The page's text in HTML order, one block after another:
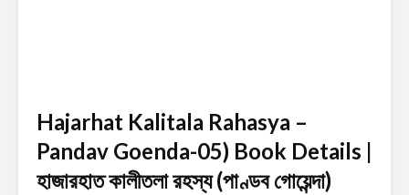
Hajarhat Kalitala Rahasya –
Pandav Goenda-05) Book Details |
হাজারহাত কালীতলা রহস্য (পাণ্ডব গোয়েন্দা)